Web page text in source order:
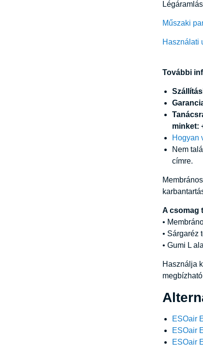
Műszaki
Használati
További
minket:
Hogyan
Nem
címre.
A csomag
•
• Sárgaréz
• Gumi L
Használja
ESOair
ESOair
ESOair